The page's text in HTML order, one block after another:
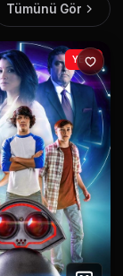
Tümünü Gör
YENİ